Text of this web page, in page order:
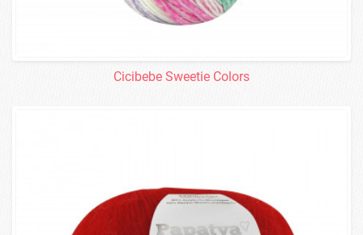
Cicibebe Sweetie Colors